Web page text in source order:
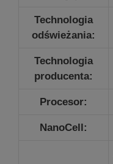
Technologia
odświeżania:
Technologia
producenta:
Procesor:
NanoCell: